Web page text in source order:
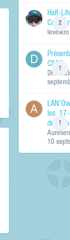
2
Half-
levelkro
1
CSGO
1
les
de
10